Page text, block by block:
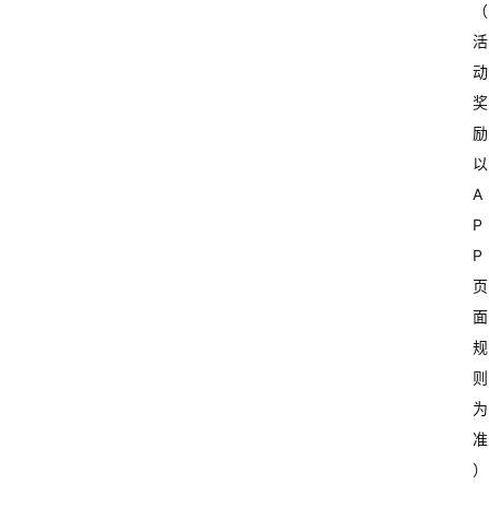
（
活
动
奖
励
以
A
P
P
页
面
规
则
为
准
）